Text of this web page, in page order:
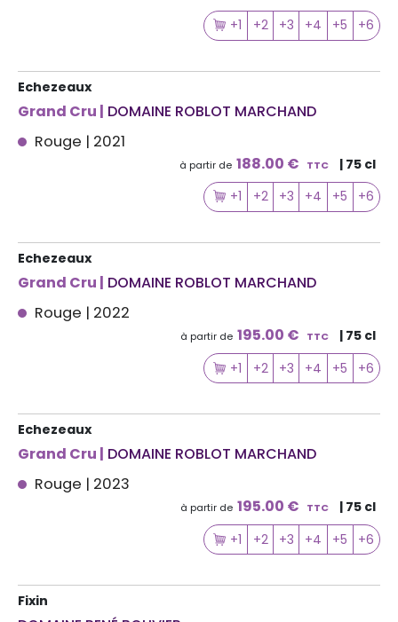
+1
+2 +3 +4 +5 +6
Echezeaux
Grand Cru | DOMAINE ROBLOT MARCHAND
Rouge | 2021
à partir de 188.00 € TTC
| 75 cl
+1
+2 +3 +4 +5 +6
Echezeaux
Grand Cru | DOMAINE ROBLOT MARCHAND
Rouge | 2022
à partir de 195.00 € TTC
| 75 cl
+1
+2 +3 +4 +5 +6
Echezeaux
Grand Cru | DOMAINE ROBLOT MARCHAND
Rouge | 2023
à partir de 195.00 € TTC
| 75 cl
+1
+2 +3 +4 +5 +6
Fixin